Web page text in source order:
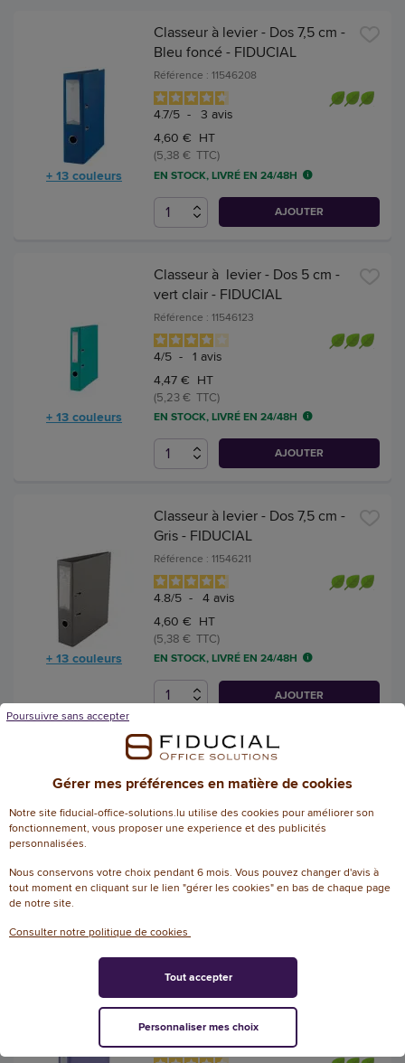
+ 13 couleurs
Classeur à levier - Dos 7,5 cm -
Bleu foncé - FIDUCIAL
Référence : 11546208
4.7/5 - 3 avis
4,60 € HT
(5,38 € TTC)
EN STOCK, LIVRÉ EN 24/48H
AJOUTER
+ 13 couleurs
Classeur à levier - Dos 5 cm -
vert clair - FIDUCIAL
Référence : 11546123
4/5 - 1 avis
4,47 € HT
(5,23 € TTC)
EN STOCK, LIVRÉ EN 24/48H
AJOUTER
+ 13 couleurs
Classeur à levier - Dos 7,5 cm -
Gris - FIDUCIAL
Référence : 11546211
4.8/5 - 4 avis
4,60 € HT
(5,38 € TTC)
EN STOCK, LIVRÉ EN 24/48H
AJOUTER
+ 13 couleurs
Classeur à levier - Dos 5 cm -
Noir
(5,23 € TTC)
Classeur à levier - Dos 5 cm -
Violet - FIDUCIAL
Gérer mes préférences en matière de cookies
Notre site fiducial-office-solutions.lu utilise des cookies pour améliorer son
fonctionnement, vous proposer une experience et des publicités
personnalisées.
Nous conservons votre choix pendant 6 mois. Vous pouvez changer d'avis à
tout moment en cliquant sur le lien "gérer les cookies" en bas de chaque page
de notre site.
Consulter notre politique de cookies
Poursuivre sans accepter
Personnaliser mes choix
Tout accepter